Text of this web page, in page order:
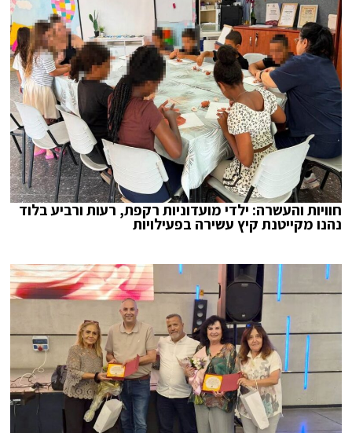
חוויות והעשרה: ילדי מועדוניות רקפת, רעות ורביע בלוד
נהנו מקייטנת קיץ עשירה בפעילויות